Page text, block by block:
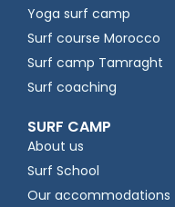
Yoga surf camp
Surf course Morocco
Surf camp Tamraght
Surf coaching
SURF CAMP
About us
Surf School
Our accommodations